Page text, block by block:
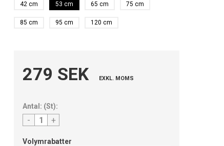
42 cm 53 cm 65 cm 75 cm
85 cm 95 cm 120 cm
279 SEK EXKL. MOMS
Antal: (St):
- +
Volymrabatter